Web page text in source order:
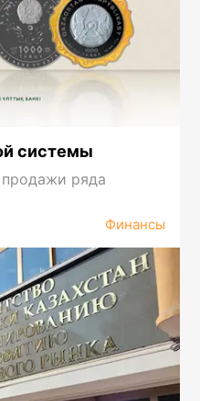
системы
продажи ряда
Финансы